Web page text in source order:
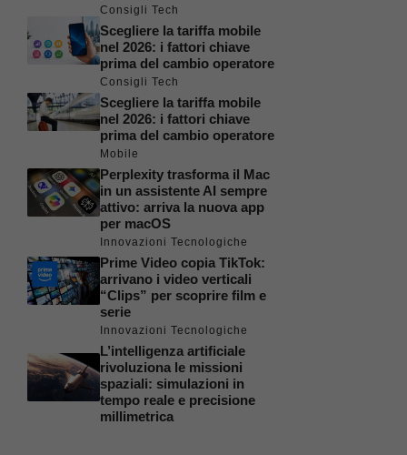
Consigli Tech
Scegliere la tariffa mobile
nel 2026: i fattori chiave
prima del cambio operatore
Consigli Tech
Scegliere la tariffa mobile
nel 2026: i fattori chiave
prima del cambio operatore
Mobile
Perplexity trasforma il Mac
in un assistente AI sempre
attivo: arriva la nuova app
per macOS
Innovazioni Tecnologiche
Prime Video copia TikTok:
arrivano i video verticali
“Clips” per scoprire film e
serie
Innovazioni Tecnologiche
L’intelligenza artificiale
rivoluziona le missioni
spaziali: simulazioni in
tempo reale e precisione
millimetrica